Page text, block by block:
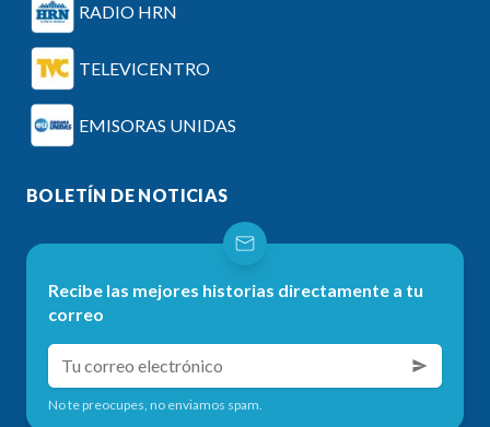
RADIO HRN
TELEVICENTRO
EMISORAS UNIDAS
BOLETÍN DE NOTICIAS
Recibe las mejores historias directamente a tu
correo
No te preocupes, no enviamos spam.